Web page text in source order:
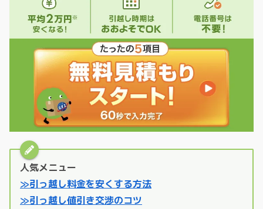
人気メニュー
≫引っ越し料金を安くする方法
≫引っ越し値引き交渉のコツ